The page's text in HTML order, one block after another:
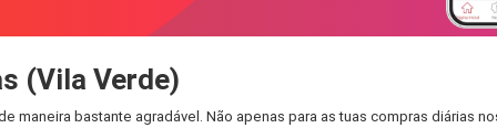
(Vila Verde)
maneira bastante agradável. Não apenas para as tuas compras diárias